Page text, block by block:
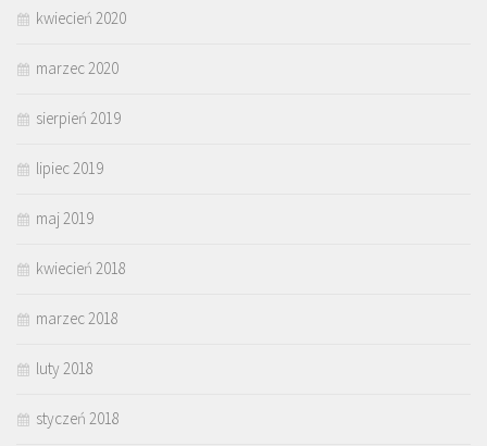
kwiecień 2020
marzec 2020
sierpień 2019
lipiec 2019
maj 2019
kwiecień 2018
marzec 2018
luty 2018
styczeń 2018